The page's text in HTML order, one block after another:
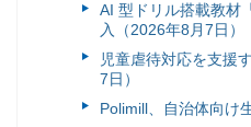
AI 型ドリル搭載教材
入（2026年8月7日）
児童虐待対応を支援
7日）
Polimill、自治体向け